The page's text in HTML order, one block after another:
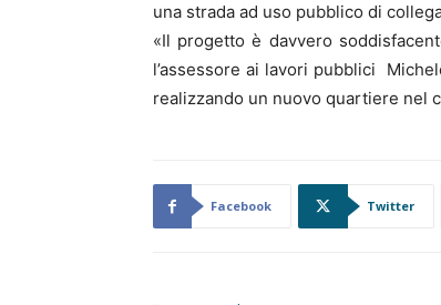
una strada ad uso pubblico di
«Il progetto è davvero
l’assessore ai lavori pubblici
realizzando un nuovo quartiere nel
Facebook Twitter